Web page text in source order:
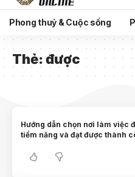
Phong thuỷ & Cuộc sống
Thẻ:được
Hướng dẫn chọn nơi làm việc
tiềm năng và đạt được thành